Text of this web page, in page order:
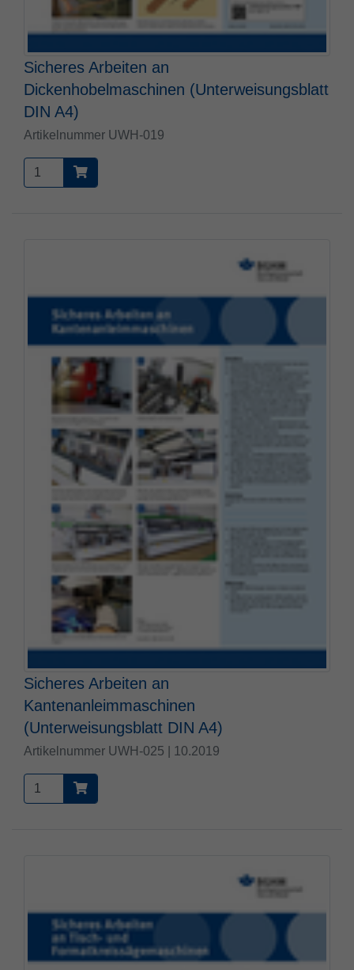
Sicheres Arbeiten an
Dickenhobelmaschinen (Unterweisungsblatt
DIN A4)
Artikelnummer UWH-019
Sicheres Arbeiten an
Kantenanleimmaschinen
(Unterweisungsblatt DIN A4)
Artikelnummer UWH-025 | 10.2019